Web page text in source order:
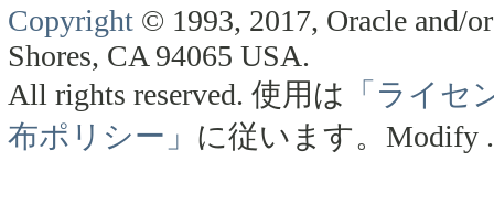
Copyright © 1993, 2017, Oracle and/
Shores, CA 94065 USA.
All rights reserved. 使用は 「ライセ
布ポリシー」 に従います。 Modify